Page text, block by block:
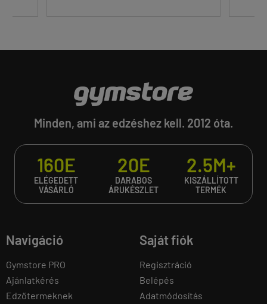
Minden, ami az edzéshez kell. 2012 óta.
160E
ELÉGEDETT
VÁSÁRLÓ
20E
DARABOS
ÁRUKÉSZLET
2.5M+
KISZÁLLÍTOTT
TERMÉK
Navigáció
Gymstore PRO
Ajánlatkérés
Edzőtermeknek
Saját fiók
Regisztráció
Belépés
Adatmódosítás